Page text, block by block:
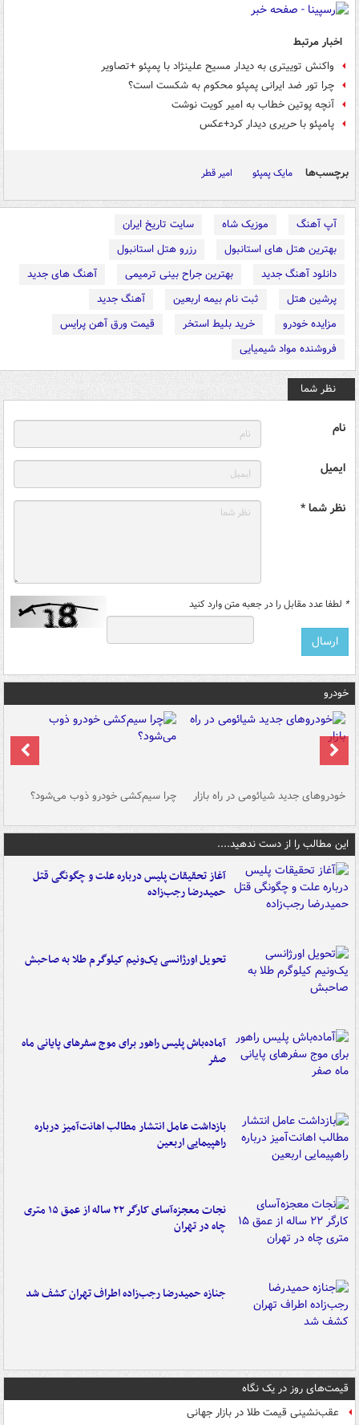
اخبار مرتبط
واکنش توییتری به دیدار مسیح علینژاد با پمپئو +تصاویر
چرا تور ضد ایرانی پمپئو محکوم به شکست است؟
آنچه پوتین خطاب به امیر کویت نوشت
پامپئو با حریری دیدار کرد+عکس
برچسب‌ها مایک پمپئو امیر قطر
آپ آهنگ موزیک شاه
سایت تاریخ ایران
بهترین هتل های استانبول
رزرو هتل استانبول
دانلود آهنگ جدید
بهترین جراح بینی ترمیمی
آهنگ های جدید
پرشین هتل
ثبت نام بیمه اربعین
آهنگ جدید
مزایده خودرو
خرید بلیط استخر
قیمت ورق آهن پرایس
فروشنده مواد شیمیایی
نظر شما
نام
ایمیل
نظر شما *
* لطفا عدد مقابل را در جعبه متن وارد کنید
خودرو
خودروهای جدید شیائومی در راه بازار چرا سیم‌کشی خودرو ذوب می‌شود؟
این مطالب را از دست ندهید....
آغاز تحقیقات پلیس درباره علت و چگونگی قتل
حمیدرضا رجب‌زاده
تحویل اورژانسی یک‌ونیم کیلوگرم طلا به صاحبش
آماده‌باش پلیس راهور برای موج سفرهای پایانی ماه
صفر
بازداشت عامل انتشار مطالب اهانت‌آمیز درباره
راهپیمایی اربعین
نجات معجزه‌آسای کارگر ۲۲ ساله از عمق ۱۵ متری
چاه در تهران
جنازه حمیدرضا رجب‌زاده اطراف تهران کشف شد
قیمت‌های روز در یک نگاه
عقب‌نشینی قیمت طلا در بازار جهانی